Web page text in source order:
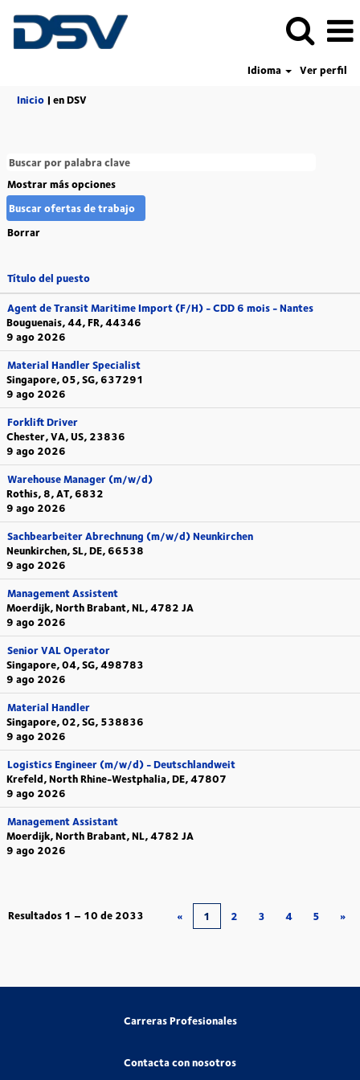
Idioma
Ver perfil
Inicio | en DSV(página
Mostrar más opciones
Borrar
Título del puesto
Agent de Transit Maritime Import (F/H) - CDD 6 mois - Nantes
Bouguenais, 44, FR, 44346
9 ago 2026
Material Handler Specialist
Singapore, 05, SG, 637291
9 ago 2026
Forklift Driver
Chester, VA, US, 23836
9 ago 2026
Warehouse Manager (m/w/d)
Rothis, 8, AT, 6832
9 ago 2026
Sachbearbeiter Abrechnung (m/w/d) Neunkirchen
Neunkirchen, SL, DE, 66538
9 ago 2026
Management Assistent
Moerdijk, North Brabant, NL, 4782 JA
9 ago 2026
Senior VAL Operator
Singapore, 04, SG, 498783
9 ago 2026
Material Handler
Singapore, 02, SG, 538836
9 ago 2026
Logistics Engineer (m/w/d) - Deutschlandweit
Krefeld, North Rhine-Westphalia, DE, 47807
9 ago 2026
Management Assistant
Moerdijk, North Brabant, NL, 4782 JA
9 ago 2026
Resultados 1 – 10 de 2033 « 1 2 3 4 5 »
Carreras Profesionales
Contacta con nosotros